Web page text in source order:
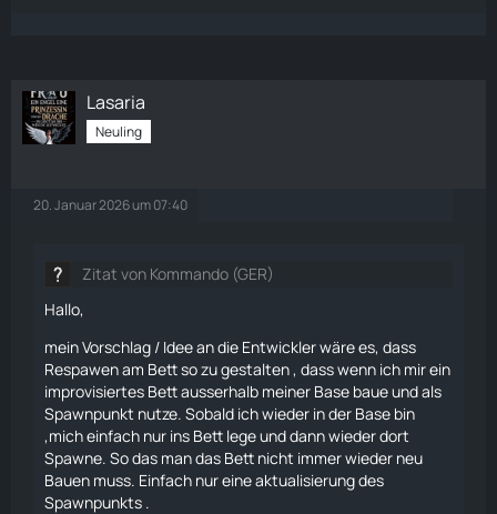
Lasaria
Neuling
20. Januar 2026 um 07:40
Zitat von Kommando (GER)
Hallo,
mein Vorschlag / Idee an die Entwickler wäre es, dass
Respawen am Bett so zu gestalten , dass wenn ich mir ein
improvisiertes Bett ausserhalb meiner Base baue und als
Spawnpunkt nutze. Sobald ich wieder in der Base bin
,mich einfach nur ins Bett lege und dann wieder dort
Spawne. So das man das Bett nicht immer wieder neu
Bauen muss. Einfach nur eine aktualisierung des
Spawnpunkts .